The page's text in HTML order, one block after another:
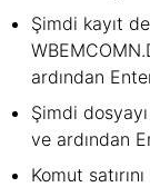
Şimdi kayıt
ardından
Şimdi
ve ardından
Komut